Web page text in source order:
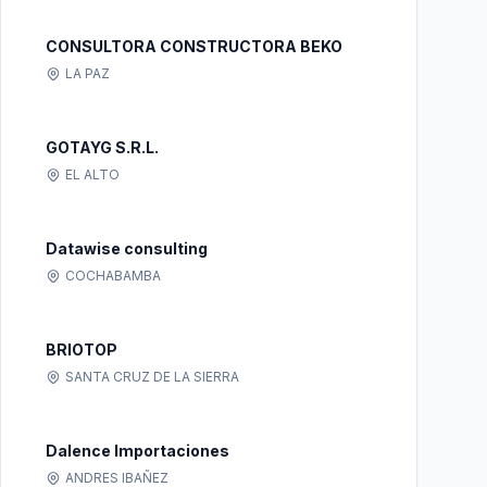
CONSULTORA CONSTRUCTORA BEKO
LA PAZ
GOTAYG S.R.L.
EL ALTO
Datawise consulting
COCHABAMBA
BRIOTOP
SANTA CRUZ DE LA SIERRA
Dalence Importaciones
ANDRES IBAÑEZ